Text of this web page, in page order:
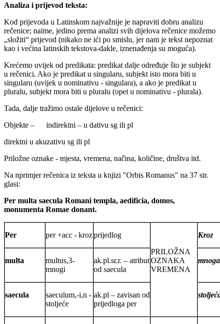
Analiza i prijevod teksta:
Kod prijevoda u Latinskom najvažnije je napraviti dobru analizu
rečenice; naime, jedino prema analizi svih dijelova rečenice možemo
„složiti“ prijevod (nikako ne ići po smislu, jer nam je tekst nepoznat
kao i većina latinskih tekstova-dakle, iznenađenja su moguća).
Krećemo uvijek od predikata: predikat dalje određuje što je subjekt
u rečenici. Ako je predikat u singularu, subjekt isto mora biti u
singularu (uvijek u nominativu - singulara), a ako je predikat u
pluralu, subjekt mora biti u pluralu (opet u nominativu - plurala).
Tada, dalje tražimo ostale dijelove u rečenici:
Objekte – indirektni – u dativu sg ili pl
direktni u akuzativu sg ili pl
Priložne oznake - mjesta, vremena, načina, količine, društva itd.
Na nprimjer rečenica iz teksta u knjizi "Orbis Romanus" na 37 str.
glasi:
Per multa saecula Romani templa, aedificia, domos,
monumenta Romae donant.
Per per +acc - krozprijedlog
PRILOŽNA
OZNAKA
VREMENA
Kroz
multa
multus,3-
mnogi
ak.pl.sr.r. – atribut
od saecula
mnoga
saecula
saeculum,-i,n -
stoljeće
ak.pl – zavisan od
prijedloga per